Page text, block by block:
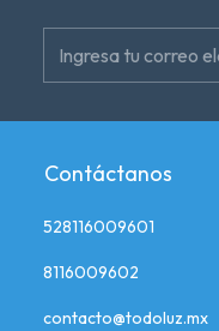
Contáctanos
528116009601
8116009602
contacto@todoluz.mx